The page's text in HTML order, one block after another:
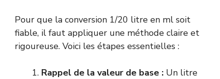
Pour que la conversion 1/20 litre en ml soit
fiable, il faut appliquer une méthode claire et
rigoureuse. Voici les étapes essentielles :
Rappel de la valeur de base : Un litre